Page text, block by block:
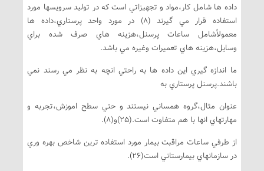
داده ها شامل كار،مواد و تجهيزاتي است كه در توليد سرويسها مورد
استفاده قرار مي گيرند (8) در مورد واحد پرستاري،داده ها
معمولاًشامل ساعات پرسنل،هزينه هاي صرف شده براي
وسايل،هزينه هاي تعميرات وغيره مي باشد.
ما اندازه گيري اين داده ها به راحتي انچه به نظر مي رسند نمي
باشند.پرسنل پرستاري به
عنوان مثال،گروه همساني نيستند و حتي سطح اموزش،تجربه و
مهارتهاي انها با هم متفاوت است.(25)و(8).
از طرفي ساعات مراقبت بيمار مورد استفاده ترين شاخص بهره وري
در سازمانهاي بيمارستاني است(26).